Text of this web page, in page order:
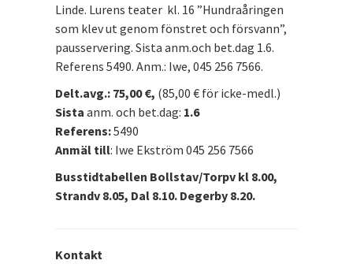
Linde. Lurens teater kl. 16 ”Hundraåringen
som klev ut genom fönstret och försvann”,
pausservering. Sista anm.och bet.dag 1.6.
Referens 5490. Anm.: Iwe, 045 256 7566.
Delt.avg.: 75,00 €, (85,00 € för icke-medl.)
Sista anm. och bet.dag: 1.6
Referens:5490
Anmäl till: Iwe Ekström 045 256 7566
Busstidtabellen Bollstav/Torpv kl 8.00,
Strandv 8.05, Dal 8.10. Degerby 8.20.
Kontakt